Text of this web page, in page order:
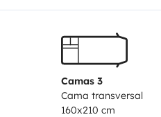
Camas 3
Cama transversal
160x210 cm